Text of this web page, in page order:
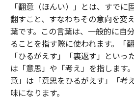
「翻意（ほんい）」とは、すでに
翻すこと、すなわちその意向を変
葉です。この言葉は、一般的に自
ることを指す際に使われます。「
「ひるがえす」「裏返す」といっ
は「意思」や「考え」を指します
意」は「意思をひるがえす」「考
味になります。